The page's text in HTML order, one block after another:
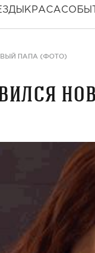
КРАСА
ПАПА (ФОТО)